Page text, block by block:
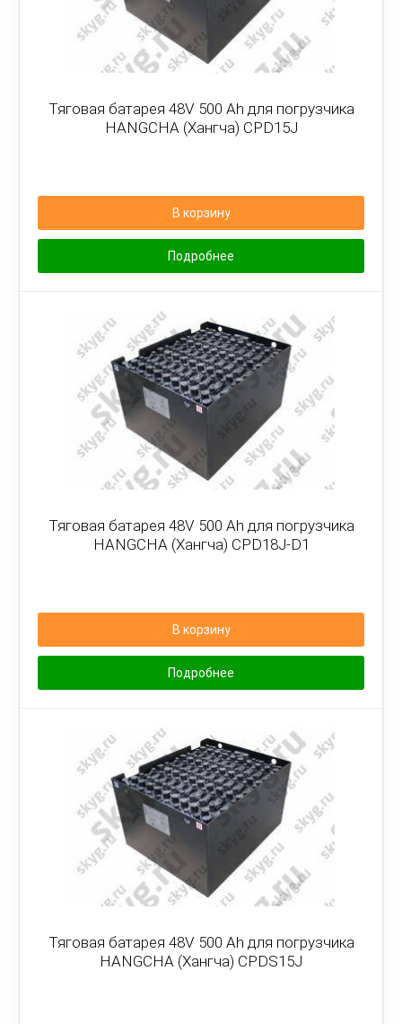
Тяговая батарея 48V 500 Ah для погрузчика
HANGCHA (Хангча) CPD15J
В корзину
Подробнее
Тяговая батарея 48V 500 Ah для погрузчика
HANGCHA (Хангча) CPD18J-D1
В корзину
Подробнее
Тяговая батарея 48V 500 Ah для погрузчика
HANGCHA (Хангча) CPDS15J